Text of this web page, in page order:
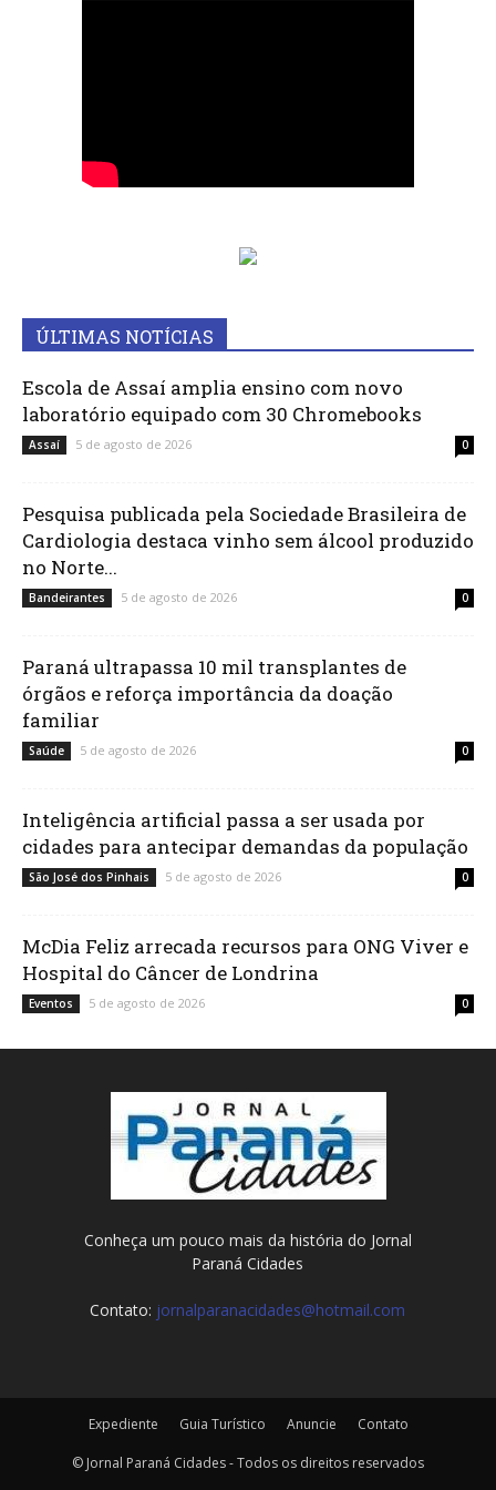
ÚLTIMAS NOTÍCIAS
Escola de Assaí amplia ensino com novo
laboratório equipado com 30 Chromebooks
Assaí 5 de agosto de 2026 0
Pesquisa publicada pela Sociedade Brasileira de
Cardiologia destaca vinho sem álcool produzido
no Norte...
Bandeirantes 5 de agosto de 2026 0
Paraná ultrapassa 10 mil transplantes de
órgãos e reforça importância da doação
familiar
Saúde 5 de agosto de 2026 0
Inteligência artificial passa a ser usada por
cidades para antecipar demandas da população
São José dos Pinhais 5 de agosto de 2026 0
McDia Feliz arrecada recursos para ONG Viver e
Hospital do Câncer de Londrina
Eventos 5 de agosto de 2026 0
Conheça um pouco mais da história do Jornal
Paraná Cidades
Contato: jornalparanacidades@hotmail.com
Expediente Guia Turístico Anuncie Contato
© Jornal Paraná Cidades - Todos os direitos reservados